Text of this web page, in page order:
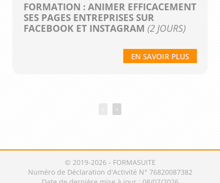
FORMATION : ANIMER EFFICACEMENT
SES PAGES ENTREPRISES SUR
FACEBOOK ET INSTAGRAM (2 JOURS)
EN SAVOIR PLUS
›
© 2019-2026 - FORMASUITE
Numéro de Déclaration d'Activité N° 76820087382